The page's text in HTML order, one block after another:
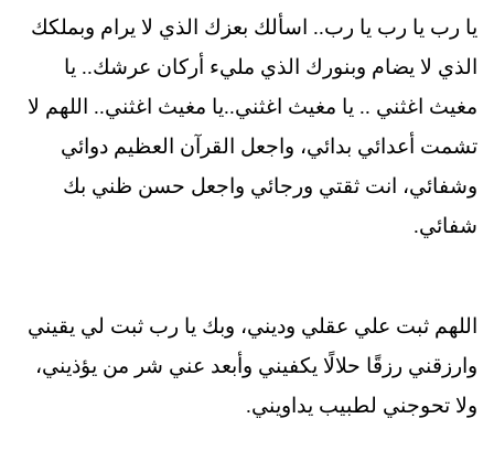
يا رب يا رب يا رب.. اسألك بعزك الذي لا يرام وبملكك
الذي لا يضام وبنورك الذي مليء أركان عرشك.. يا
مغيث اغثني .. يا مغيث اغثني..يا مغيث اغثني.. اللهم لا
تشمت أعدائي بدائي، واجعل القرآن العظيم دوائي
وشفائي، انت ثقتي ورجائي واجعل حسن ظني بك
شفائي.
اللهم ثبت علي عقلي وديني، وبك يا رب ثبت لي يقيني
وارزقني رزقًا حلالًا يكفيني وأبعد عني شر من يؤذيني،
ولا تحوجني لطبيب يداويني.